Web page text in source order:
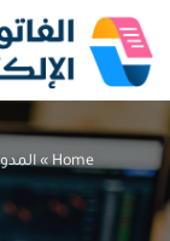
تخطى
Home
»